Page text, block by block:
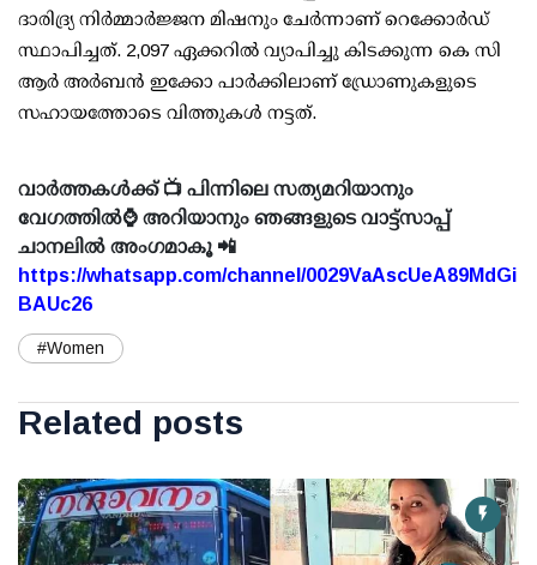
ദാരിദ്ര്യ നിര്‍മ്മാര്‍ജ്ജന മിഷനും ചേര്‍ന്നാണ് റെക്കോര്‍ഡ്
സ്ഥാപിച്ചത്. 2,097 ഏക്കറില്‍ വ്യാപിച്ചു കിടക്കുന്ന കെ സി
ആര്‍ അര്‍ബന്‍ ഇക്കോ പാര്‍ക്കിലാണ് ഡ്രോണുകളുടെ
സഹായത്തോടെ വിത്തുകള്‍ നട്ടത്.
വാർത്തകൾക്ക് 📺 പിന്നിലെ സത്യമറിയാനും
വേഗത്തിൽ⌚ അറിയാനും ഞങ്ങളുടെ വാട്ട്സാപ്പ്
ചാനലിൽ അംഗമാകൂ 📲
https://whatsapp.com/channel/0029VaAscUeA89MdGi
BAUc26
#Women
Related posts